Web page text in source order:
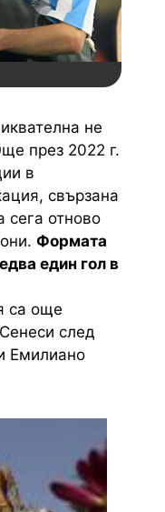
не
през 2022 г.
в
свързана
сега отново
Формата
един гол в
са още
след
Емилиано